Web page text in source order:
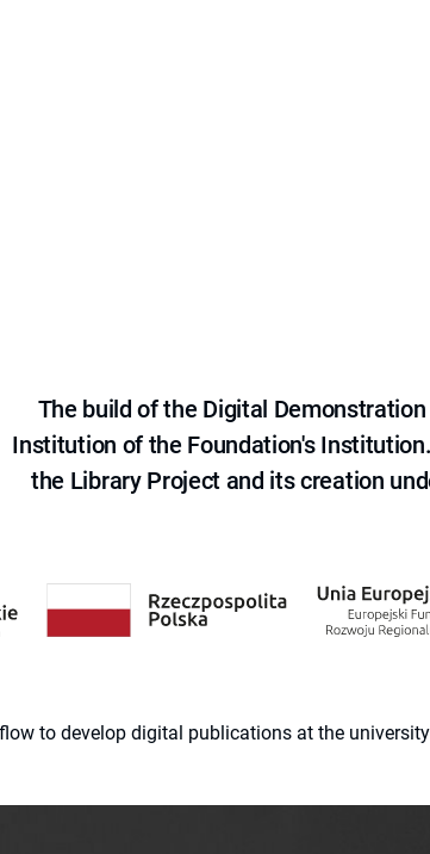
The build of the Digital
Institution of the Foundation's
the Library Project and its creation
to develop digital publications at the